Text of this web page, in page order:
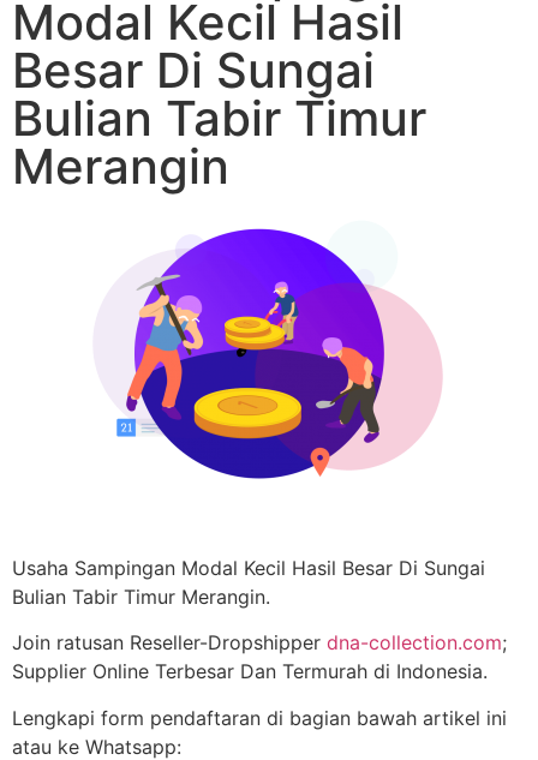
Modal Kecil Hasil
Besar Di Sungai
Bulian Tabir Timur
Merangin
Usaha Sampingan Modal Kecil Hasil Besar Di Sungai
Bulian Tabir Timur Merangin.
Join ratusan Reseller-Dropshipper dna-collection.com;
Supplier Online Terbesar Dan Termurah di Indonesia.
Lengkapi form pendaftaran di bagian bawah artikel ini
atau ke Whatsapp: